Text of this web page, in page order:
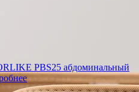
PBS25 абдоминальный